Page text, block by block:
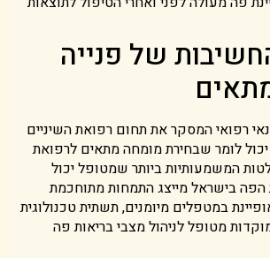
של פנייה
רפואי המסקר את תחום רפואת השיניים
לומר שבחירת מומחה מתאים לרפואת
המשמעותיות ביותר שמטופל יכול
בישראל מייצג התמחות מתוחכמת
במטפלים מיומנים, תשתית טכנולוגית
מטופל לניהול מצבי בריאות פה